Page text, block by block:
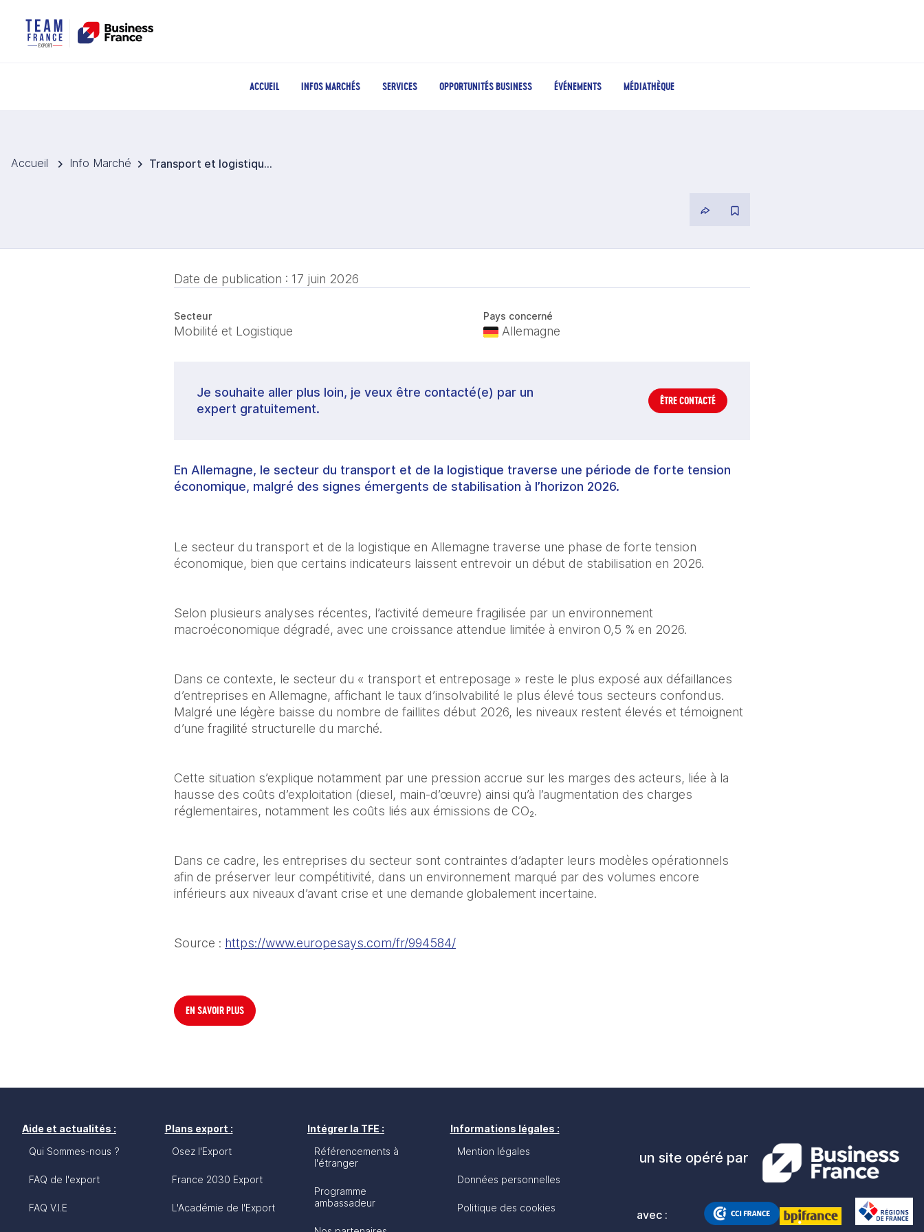
ACCUEIL INFOS MARCHÉS SERVICES OPPORTUNITÉS BUSINESS ÉVÉNEMENTS MÉDIATHÈQUE
Accueil Info Marché Transport et logistique en Allemagne : un secteur sous pression malgré des signes de stabilisation
Date de publication : 17 juin 2026
Secteur
Mobilité et Logistique
Pays concerné
Allemagne
Je souhaite aller plus loin, je veux être contacté(e) par un
expert gratuitement.
ÊTRE CONTACTÉ
En Allemagne, le secteur du transport et de la logistique traverse une période de forte tension
économique, malgré des signes émergents de stabilisation à l’horizon 2026.
Le secteur du transport et de la logistique en Allemagne traverse une phase de forte tension
économique, bien que certains indicateurs laissent entrevoir un début de stabilisation en 2026.
Selon plusieurs analyses récentes, l’activité demeure fragilisée par un environnement
macroéconomique dégradé, avec une croissance attendue limitée à environ 0,5 % en 2026.
Dans ce contexte, le secteur du « transport et entreposage » reste le plus exposé aux défaillances
d’entreprises en Allemagne, affichant le taux d’insolvabilité le plus élevé tous secteurs confondus.
Malgré une légère baisse du nombre de faillites début 2026, les niveaux restent élevés et témoignent
d’une fragilité structurelle du marché.
Cette situation s’explique notamment par une pression accrue sur les marges des acteurs, liée à la
hausse des coûts d’exploitation (diesel, main-d’œuvre) ainsi qu’à l’augmentation des charges
réglementaires, notamment les coûts liés aux émissions de CO₂.
Dans ce cadre, les entreprises du secteur sont contraintes d’adapter leurs modèles opérationnels
afin de préserver leur compétitivité, dans un environnement marqué par des volumes encore
inférieurs aux niveaux d’avant crise et une demande globalement incertaine.
Source : https://www.europesays.com/fr/994584/
EN SAVOIR PLUS
Aide et actualités :
Qui Sommes-nous ?
FAQ de l'export
FAQ V.I.E
Plans export :
Osez l'Export
France 2030 Export
L'Académie de l'Export
Intégrer la TFE :
Référencements à
l'étranger
Programme
ambassadeur
Informations légales :
Mention légales
Données personnelles
Politique des cookies
un site opéré par
avec :